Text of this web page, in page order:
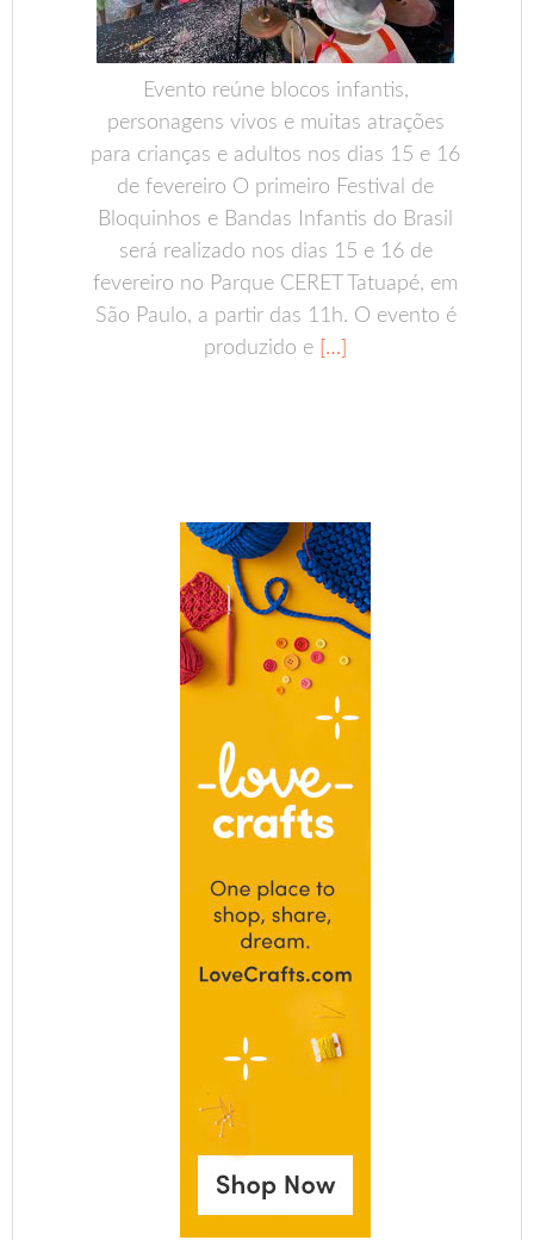
Evento reúne blocos infantis,
personagens vivos e muitas atrações
para crianças e adultos nos dias 15 e 16
de fevereiro O primeiro Festival de
Bloquinhos e Bandas Infantis do Brasil
será realizado nos dias 15 e 16 de
fevereiro no Parque CERET Tatuapé, em
São Paulo, a partir das 11h. O evento é
produzido e […]